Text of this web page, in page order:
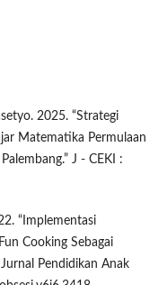
2025. “Strategi
Matematika Permulaan
J - CEKI :
“Implementasi
Cooking Sebagai
Pendidikan Anak